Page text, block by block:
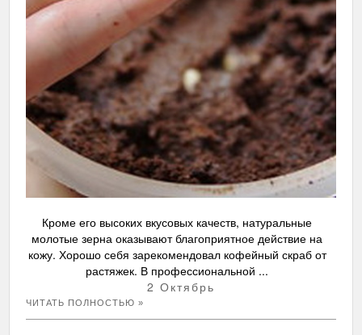
Кроме его высоких вкусовых качеств, натуральные
молотые зерна оказывают благоприятное действие на
кожу. Хорошо себя зарекомендовал кофейный скраб от
растяжек. В профессиональной ...
2 Октябрь
ЧИТАТЬ ПОЛНОСТЬЮ »